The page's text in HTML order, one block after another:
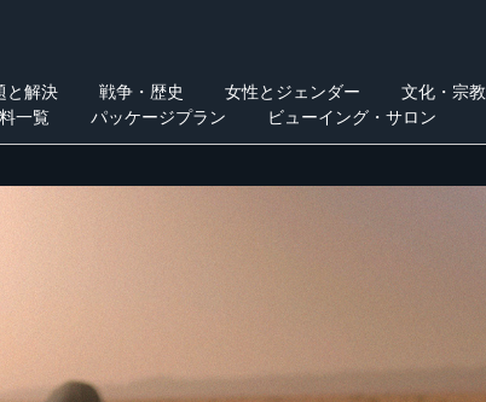
と解決 戦争・歴史 女性とジェンダー 文化・宗教
一覧 パッケージプラン ビューイング・サロン